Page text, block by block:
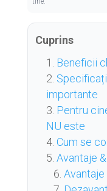
Cuprins
Beneficii
importante
Pentru
NU este
Cum se
Avantaje
Avantaje